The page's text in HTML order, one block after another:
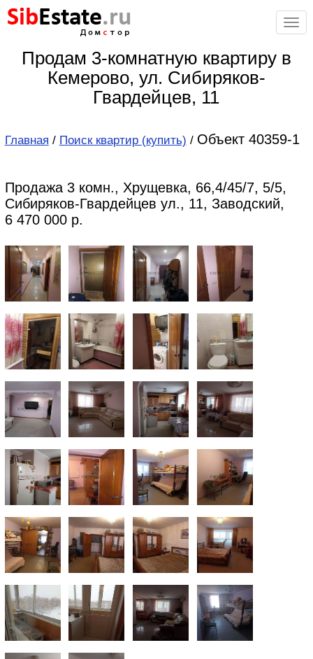
SibEstate.ru
стор
Продам 3-комнатную квартиру в
Кемерово, ул. Сибиряков-
Гвардейцев, 11
Главная / Поиск квартир (купить) / Объект 40359-1
Продажа 3 комн., Хрущевка, 66,4/45/7, 5/5,
Сибиряков-Гвардейцев ул., 11, Заводский,
6 470 000 р.